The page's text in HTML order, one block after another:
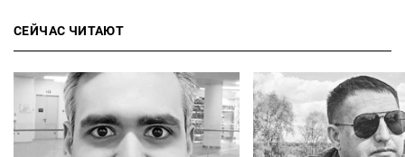
СЕЙЧАС ЧИТАЮТ